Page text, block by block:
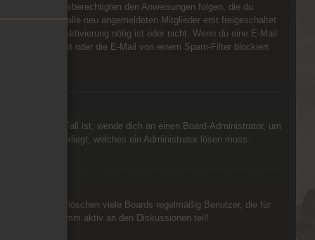
Erziehungsberechtigten den Anweisungen folgen, die du
müssen alle neu angemeldeten Mitglieder erst freigeschaltet
ob eine Aktivierung nötig ist oder nicht. Wenn du eine E-Mail
hast oder die E-Mail von einem Spam-Filter blockiert
dies der Fall ist, wende dich an einen Board-Administrator, um
Website vorliegt, welches ein Administrator lösen muss.
Außerdem löschen viele Boards regelmäßig Benutzer, die für
erneut und nimm aktiv an den Diskussionen teil!